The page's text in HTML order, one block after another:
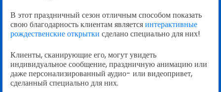
В этот праздничный сезон отличным способом показать
свою благодарность клиентам являетсяинтерактивные
рождественские открытки сделано специально для них!
Клиенты, сканирующие его, могут увидеть
индивидуальное сообщение, праздничную анимацию или
даже персонализированный аудио- или видеопривет,
сделанный специально для них.